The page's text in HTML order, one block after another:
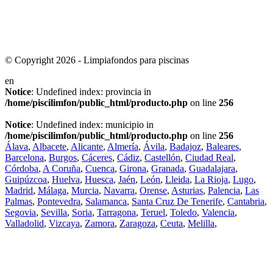
© Copyright 2026 - Limpiafondos para piscinas
en
Notice: Undefined index: provincia in
/home/piscilimfon/public_html/producto.php on line 256
Notice: Undefined index: municipio in
/home/piscilimfon/public_html/producto.php on line 256
Álava, Albacete, Alicante, Almería, Ávila, Badajoz, Baleares,
Barcelona, Burgos, Cáceres, Cádiz, Castellón, Ciudad Real,
Córdoba, A Coruña, Cuenca, Girona, Granada, Guadalajara,
Guipúzcoa, Huelva, Huesca, Jaén, León, Lleida, La Rioja, Lugo,
Madrid, Málaga, Murcia, Navarra, Orense, Asturias, Palencia, Las
Palmas, Pontevedra, Salamanca, Santa Cruz De Tenerife, Cantabria,
Segovia, Sevilla, Soria, Tarragona, Teruel, Toledo, Valencia,
Valladolid, Vizcaya, Zamora, Zaragoza, Ceuta, Melilla,